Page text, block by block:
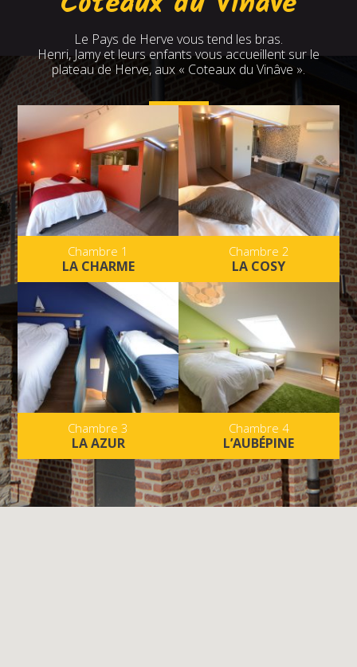
Le Pays de Herve vous tend les bras.
Henri, Jamy et leurs enfants vous accueillent sur le
plateau de Herve, aux « Coteaux du Vinâve ».
Chambre 1
LA CHARME
Chambre 2
LA COSY
Chambre 3
LA AZUR
Chambre 4
L’AUBÉPINE